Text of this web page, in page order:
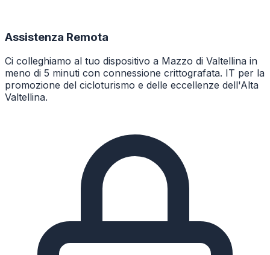
Assistenza Remota
Ci colleghiamo al tuo dispositivo a Mazzo di Valtellina in
meno di 5 minuti con connessione crittografata. IT per la
promozione del cicloturismo e delle eccellenze dell'Alta
Valtellina.